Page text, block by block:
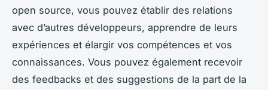
open source, vous pouvez établir des relations
avec d’autres développeurs, apprendre de leurs
expériences et élargir vos compétences et vos
connaissances. Vous pouvez également recevoir
des feedbacks et des suggestions de la part de la